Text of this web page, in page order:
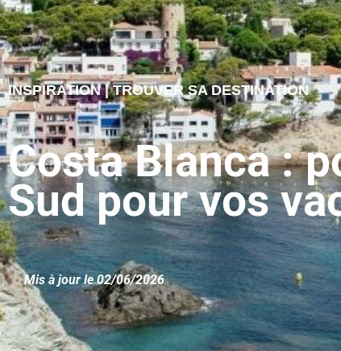
INSPIRATION | TROUVER SA DESTINATION
Costa Blanca :
Sud pour vos
Mis à jour le 02/06/2026